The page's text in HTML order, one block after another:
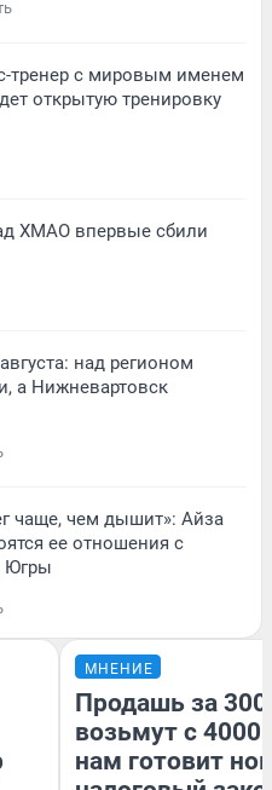
тренер с мировым именем
открытую тренировку
ХМАО впервые сбили
над регионом
а Нижневартовск
чаще, чем дышит»: Айза
ее отношения с
Югры
МНЕНИЕ
Продашь за
возьмут с
нам готовит